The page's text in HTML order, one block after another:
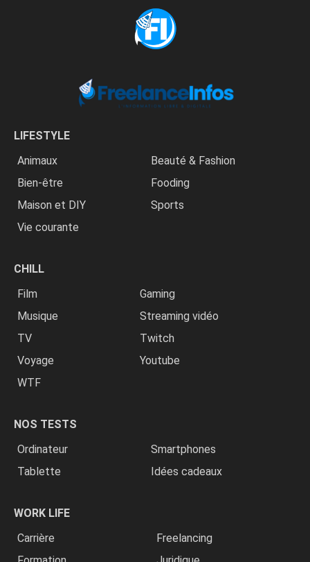
LIFESTYLE
Animaux
Beauté & Fashion
Bien-être
Fooding
Maison et DIY
Sports
Vie courante
CHILL
Film
Gaming
Musique
Streaming vidéo
TV
Twitch
Voyage
Youtube
WTF
NOS TESTS
Ordinateur
Smartphones
Tablette
Idées cadeaux
WORK LIFE
Carrière
Freelancing